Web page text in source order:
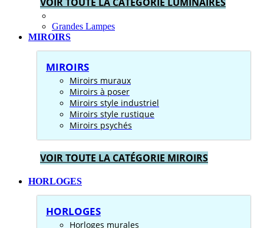
Grandes Lampes
MIROIRS
MIROIRS
Miroirs muraux
Miroirs à poser
Miroirs style industriel
Miroirs style rustique
Miroirs psychés
VOIR TOUTE LA CATÉGORIE MIROIRS
HORLOGES
HORLOGES
Horloges murales